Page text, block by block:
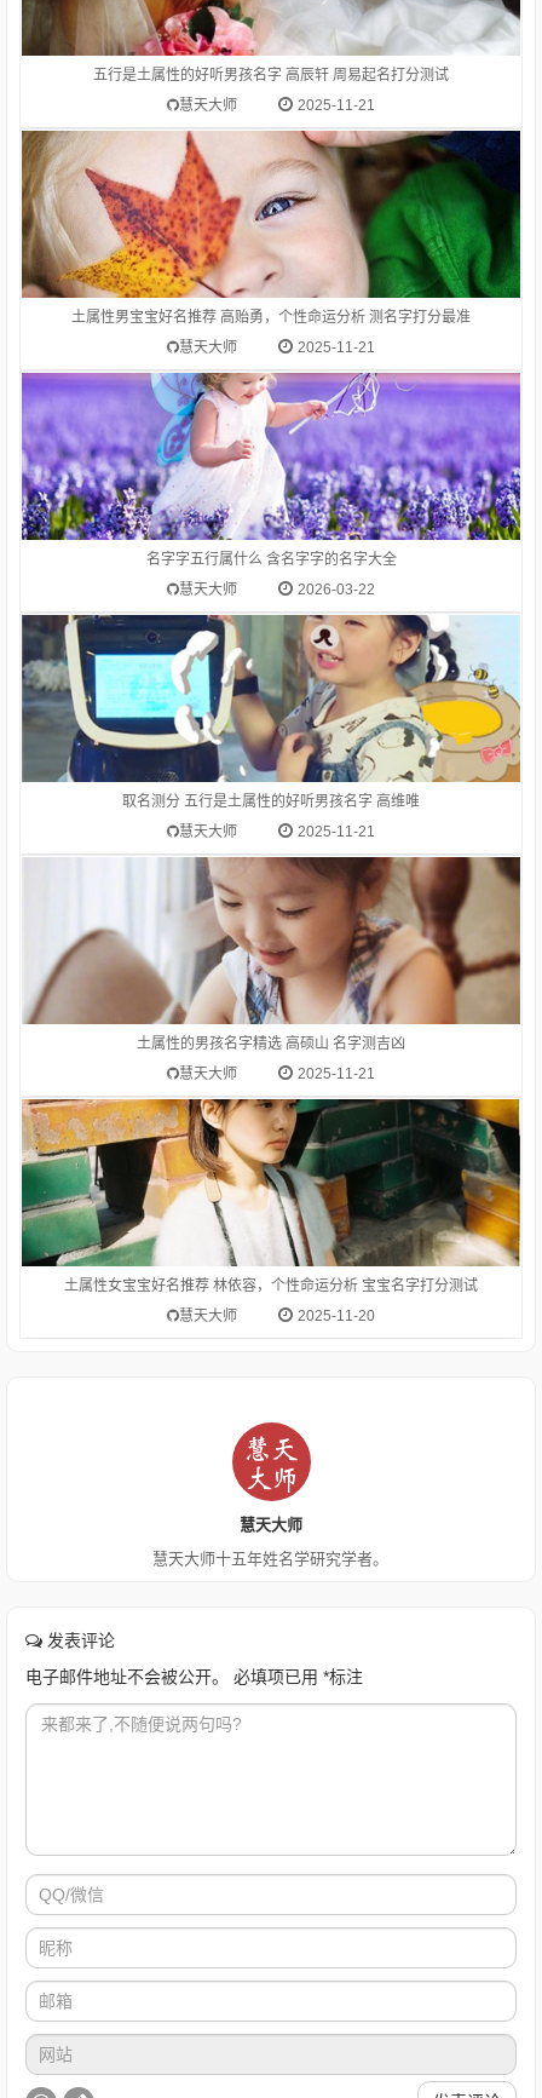
五行是土属性的好听男孩名字 高辰轩 周易起名打分测试
慧天大师
2025-11-21
距离大的，与“低”相对：高峰。高空。高踞。高原。高耸。高山
流水（喻知己、知音或乐曲高妙）。高屋建瓴（形容居高临下的
形势）。高瞻远瞩。高度：他身高一米八。等级在上的：高级。
高考。在一般标准或平均程度之上：高质量。高消费。高价。
土属性男宝宝好名推荐 高贻勇，个性命运分析 测名字打分最准
慧天大师
2025-11-21
名字字五行属什么？含名字字的女宝宝起名推荐
名字字五行属什么 含名字字的名字大全
慧天大师
2026-03-22
1.高维唯-字典释意高,笔画数是 10高 读音是gāo,高gāo由下到上
距离大的，与“低”相对：高峰。高空。高踞。高原。高耸。高山
流水（喻知己、知音或乐曲高妙）。高屋建瓴（形容居高临下的
形势）。高瞻远瞩。高度：他身高一米八。等级在上的：高级。
高考。在一般标准或平均程度之上：高质量。高消费。高价。
取名测分 五行是土属性的好听男孩名字 高维唯
慧天大师
2025-11-21
1.高硕山-字典释意高,笔画数是 10高 读音是gāo,高gāo由下到上
距离大的，与“低”相对：高峰。高空。高踞。高原。高耸。高山
流水（喻知己、知音或乐曲高妙）。高屋建瓴（形容居高临下的
形势）。高瞻远瞩。高度：他身高一米八。等级在上的：高级。
高考。在一般标准或平均程度之上：高质量。高消费。高价。
土属性的男孩名字精选 高硕山 名字测吉凶
慧天大师
2025-11-21
1.林依容-字典释意林,笔画数是 8林 读音是lín,林lín长在一片土地
上的许多树木或竹子：树林。森林。林海。林薮（ａ．山林小
泽；ｂ．喻丛集的处所）。聚集在一起的同类的人或事物：书
林。艺林。碑林。儒林。姓。circlesforestwoodsLin林的涵义
土属性女宝宝好名推荐 林依容，个性命运分析 宝宝名字打分测试
慧天大师
2025-11-20
慧天大师
慧天大师十五年姓名学研究学者。
发表评论
电子邮件地址不会被公开。
必填项已用 *标注